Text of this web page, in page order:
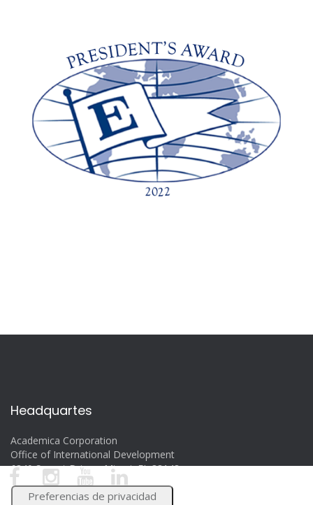
Headquartes
Academica Corporation
Office of International Development
6340 Sunset Drive – Miami, FL 33143
www.academica.org